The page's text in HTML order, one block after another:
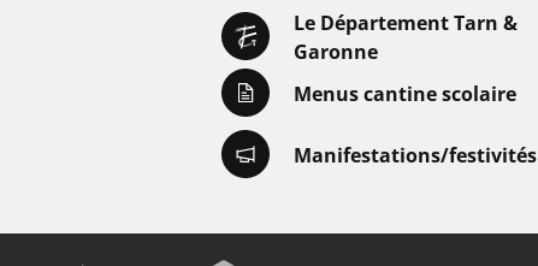
Le Département Tarn &
Garonne
Menus cantine scolaire
Manifestations/festivités